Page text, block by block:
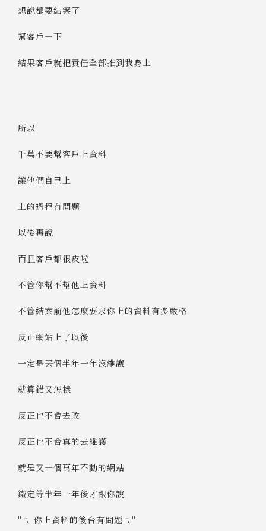
想說都要結案了
幫客戶一下
結果客戶就把責任全部推到我身上
所以
千萬不要幫客戶上資料
讓他們自己上
上的過程有問題
以後再說
而且客戶都很皮啦
不管你幫不幫他上資料
不管結案前他怎麼要求你上的資料有多嚴格
反正網站上了以後
一定是丟個半年一年沒維護
就算錯又怎樣
反正也不會去改
反正也不會真的去維護
就是又一個萬年不動的網站
鐵定等半年一年後才跟你說
"ㄟ 你上資料的後台有問題ㄟ"